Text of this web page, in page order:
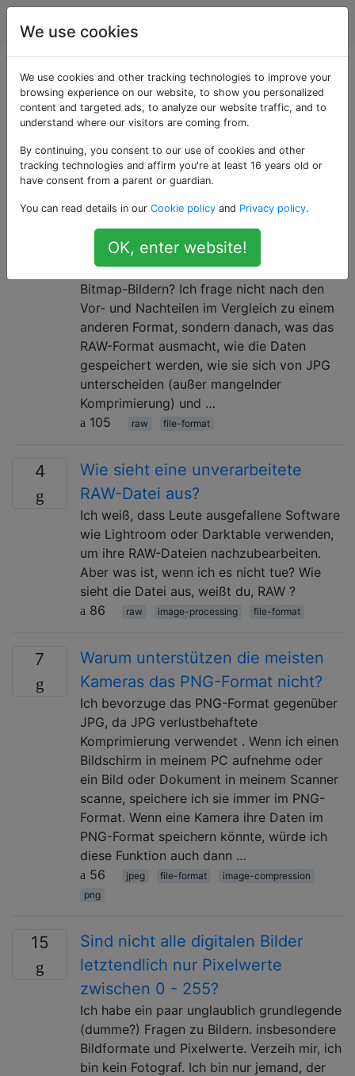
Fotografie
Als «file-format»
getaggte Fragen
Ein Dateiformat ist eine besondere Art und Weise, wie
Informationen zur Speicherung in einer Computerdatei
Was ist RAW technisch?
Was ist aus technischer Sicht RAW und wie
unterscheidet es sich von JPG- oder
Bitmap-Bildern? Ich frage nicht nach den
Vor- und Nachteilen im Vergleich zu einem
anderen Format, sondern danach, was das
RAW-Format ausmacht, wie die Daten
gespeichert werden, wie sie sich von JPG
unterscheiden (außer mangelnder
Komprimierung) und …
105
raw file-format
4
Wie sieht eine unverarbeitete
RAW-Datei aus?
Ich weiß, dass Leute ausgefallene Software
wie Lightroom oder Darktable verwenden,
um ihre RAW-Dateien nachzubearbeiten.
Aber was ist, wenn ich es nicht tue? Wie
sieht die Datei aus, weißt du, RAW ?
86
raw image-processing file-format
7
Warum unterstützen die meisten
Kameras das PNG-Format nicht?
Ich bevorzuge das PNG-Format gegenüber
JPG, da JPG verlustbehaftete
Komprimierung verwendet . Wenn ich einen
Bildschirm in meinem PC aufnehme oder
ein Bild oder Dokument in meinem Scanner
scanne, speichere ich sie immer im PNG-
Format. Wenn eine Kamera ihre Daten im
PNG-Format speichern könnte, würde ich
diese Funktion auch dann …
56
jpeg file-format
image-compression
png
15
Sind nicht alle digitalen Bilder
letztendlich nur Pixelwerte
zwischen 0 - 255?
Ich habe ein paar unglaublich grundlegende
(dumme?) Fragen zu Bildern. insbesondere
Bildformate und Pixelwerte. Verzeih mir, ich
bin kein Fotograf. Ich bin nur jemand, der
We use cookies
We use cookies and other tracking technologies to improve your
browsing experience on our website, to show you personalized
content and targeted ads, to analyze our website traffic, and to
understand where our visitors are coming from.
By continuing, you consent to our use of cookies and other
tracking technologies and affirm you're at least 16 years old or
have consent from a parent or guardian.
You can read details in our Cookie policy and Privacy policy.
OK, enter website!